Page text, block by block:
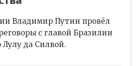
Владимир Путин провёл
с главой Бразилии
да Силвой.